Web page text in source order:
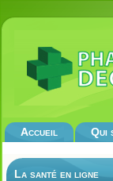
Accueil Qui
La santé en ligne